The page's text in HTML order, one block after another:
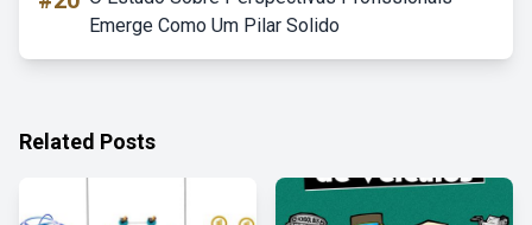
Emerge Como Um Pilar Solido
Related Posts